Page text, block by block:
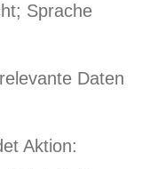
Sprache
Daten
Aktion: